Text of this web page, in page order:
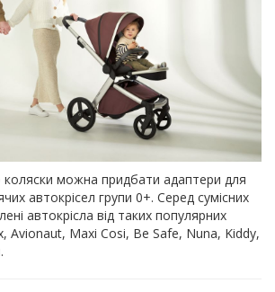
коляски можна придбати адаптери для
автокрісел групи 0+. Серед сумісних
автокрісла від таких популярних
Avionaut, Maxi Cosi, Be Safe, Nuna, Kiddy,